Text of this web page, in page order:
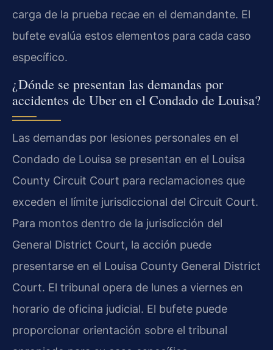
carga de la prueba recae en el demandante. El
bufete evalúa estos elementos para cada caso
específico.
¿Dónde se presentan las demandas por
accidentes de Uber en el Condado de Louisa?
Las demandas por lesiones personales en el
Condado de Louisa se presentan en el Louisa
County Circuit Court para reclamaciones que
exceden el límite jurisdiccional del Circuit Court.
Para montos dentro de la jurisdicción del
General District Court, la acción puede
presentarse en el Louisa County General District
Court. El tribunal opera de lunes a viernes en
horario de oficina judicial. El bufete puede
proporcionar orientación sobre el tribunal